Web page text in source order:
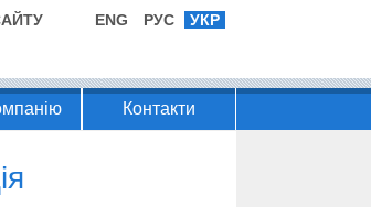
ENG РУС УКР
Контакти